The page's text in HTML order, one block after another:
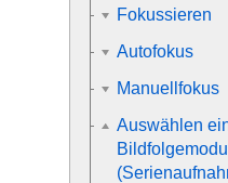
Fokussieren
Autofokus
Manuellfokus
Auswählen